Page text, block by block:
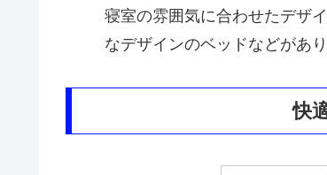
寝室の雰囲気に合わせたデザ
なデザインのベッドなどがあり
快